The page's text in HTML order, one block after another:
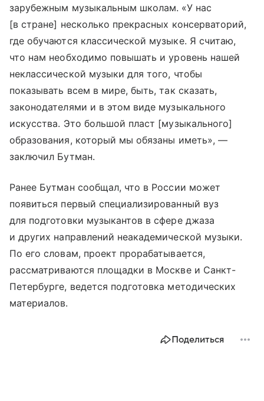
зарубежным музыкальным школам. «У нас
[в стране] несколько прекрасных консерваторий,
где обучаются классической музыке. Я считаю,
что нам необходимо повышать и уровень нашей
неклассической музыки для того, чтобы
показывать всем в мире, быть, так сказать,
законодателями и в этом виде музыкального
искусства. Это большой пласт [музыкального]
образования, который мы обязаны иметь», —
заключил Бутман.
Ранее Бутман сообщал, что в России может
появиться первый специализированный вуз
для подготовки музыкантов в сфере джаза
и других направлений неакадемической музыки.
По его словам, проект прорабатывается,
рассматриваются площадки в Москве и Санкт-
Петербурге, ведется подготовка методических
материалов.
Поделиться